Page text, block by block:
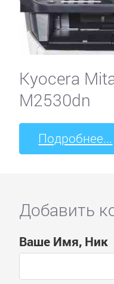
Kyocera
M2530dn
Подробнее...
Добавить
Ваше Имя, Ник